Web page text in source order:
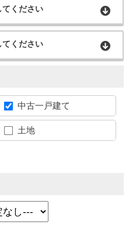
てください
てください
中古一戸建て
土地